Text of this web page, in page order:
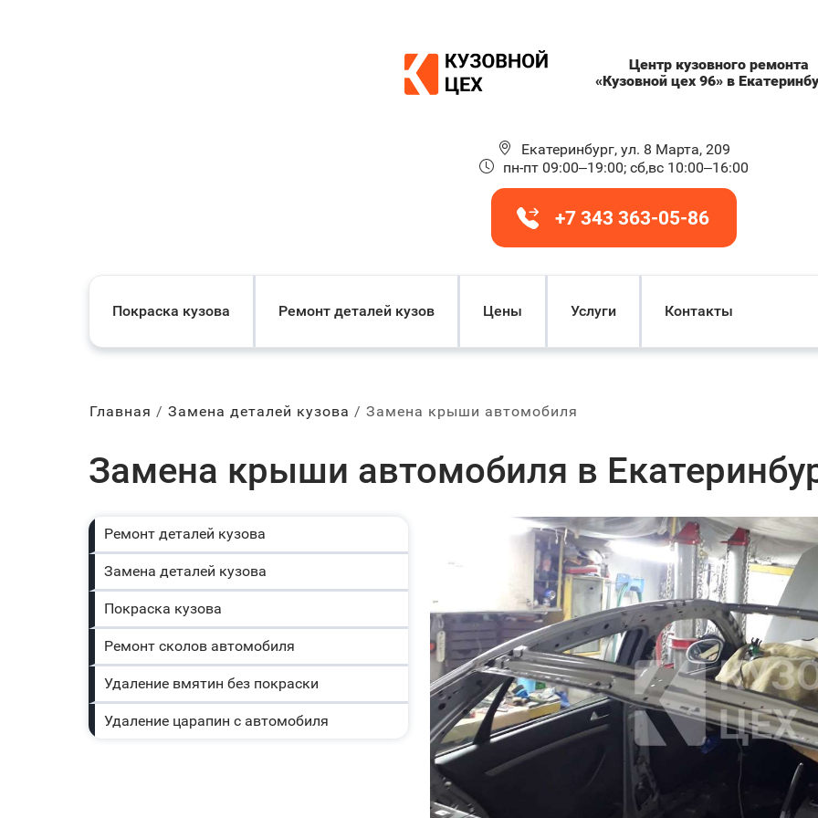
Центр кузовного ремонта
«Кузовной цех 96» в
Екатеринбург, ул. 8 Марта, 209
пн-пт 09:00–19:00; сб,вс 10:00–16:00
+7 343 363-05-86
Покраска кузова Ремонт деталей кузов Цены Услуги Контакты
Главная Замена деталей кузова Замена крыши автомобиля
Замена крыши автомобиля в
Ремонт деталей кузова
Замена деталей кузова
Покраска кузова
Ремонт сколов автомобиля
Удаление вмятин без покраски
Удаление царапин с автомобиля